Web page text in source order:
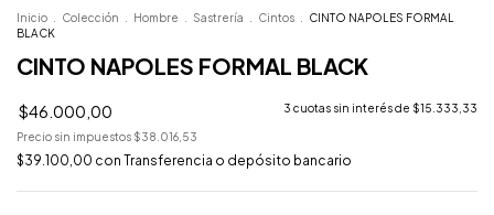
Inicio Colección Hombre Sastrería Cintos
CINTO NAPOLES FORMAL
BLACK
CINTO NAPOLES FORMAL BLACK
$46.000,00 3 cuotas sin interés de $15.333,33
Precio sin impuestos $38.016,53
$39.100,00 con Transferencia o depósito bancario